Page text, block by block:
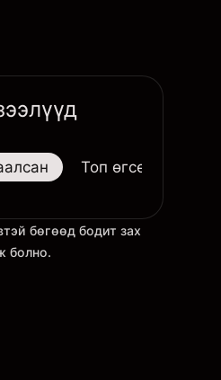
Топ өгсөгчид
бөгөөд бодит зах
болно.